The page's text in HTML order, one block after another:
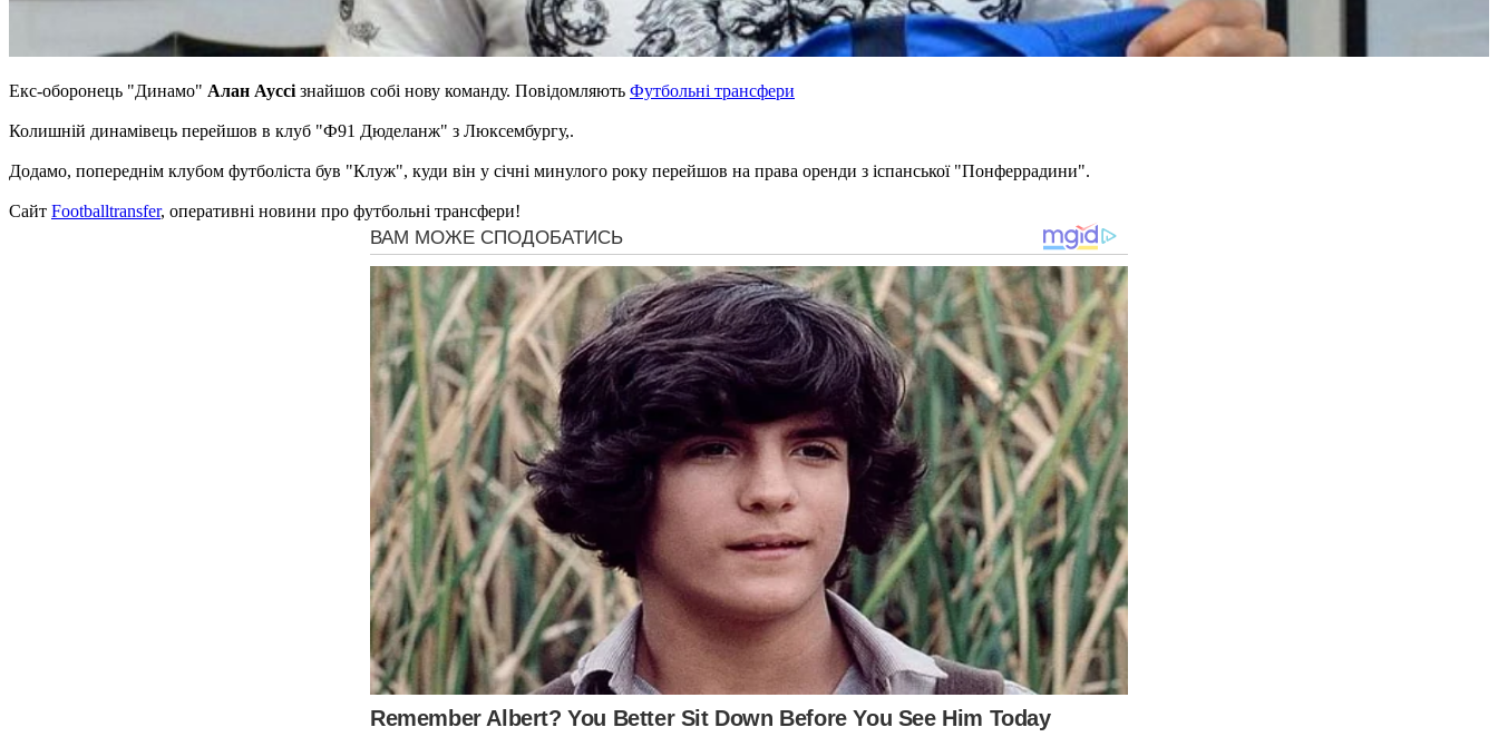
Екс-оборонець "Динамо" Алан Ауссі знайшов собі нову команду. Повідомляють Футбольні трансфери
Колишній динамівець перейшов в клуб "Ф91 Дюделанж" з Люксембургу,.
Додамо, попереднім клубом футболіста був "Клуж", куди він у січні минулого року перейшов на права оренди з іспанської "Понферрадини".
Сайт Footballtransfer, оперативні новини про футбольні трансфери!